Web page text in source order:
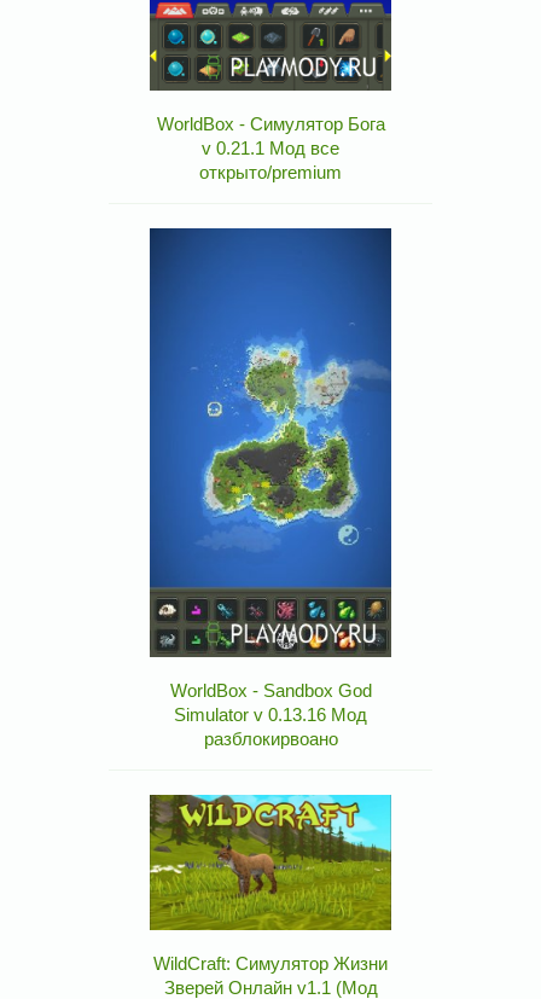
WorldBox - Симулятор Бога
v 0.21.1 Мод все
открыто/premium
WorldBox - Sandbox God
Simulator v 0.13.16 Мод
разблокирвоано
WildCraft: Симулятор Жизни
Зверей Онлайн v1.1 (Мод